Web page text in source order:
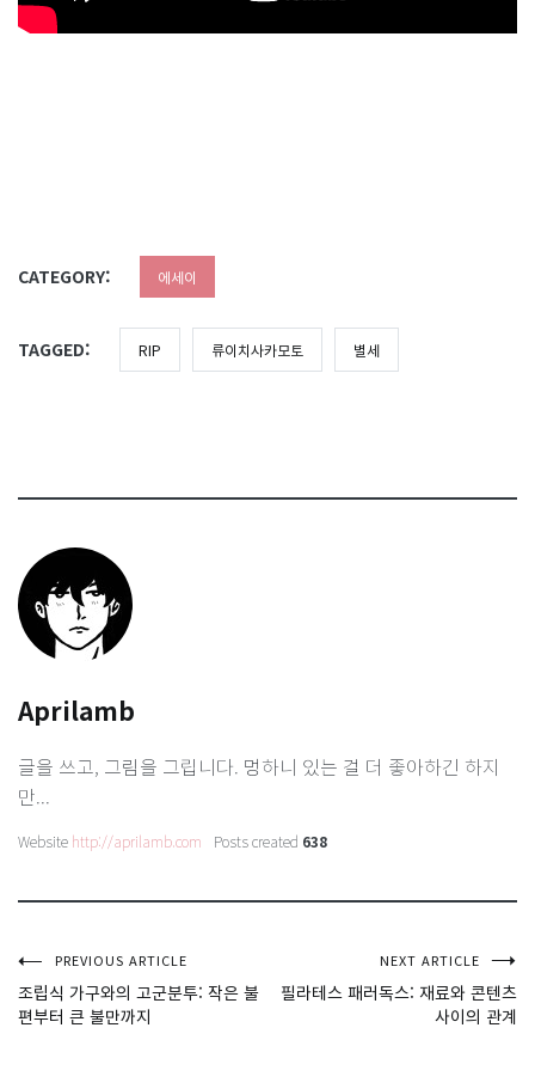
CATEGORY: 에세이
TAGGED: RIP 류이치사카모토 별세
Aprilamb
글을 쓰고, 그림을 그립니다. 멍하니 있는 걸 더 좋아하긴 하지
만...
Website http://aprilamb.com Posts created 638
글
탐
PREVIOUS ARTICLE
조립식 가구와의 고군분투: 작은 불
편부터 큰 불만까지
NEXT ARTICLE
필라테스 패러독스: 재료와 콘텐츠
사이의 관계